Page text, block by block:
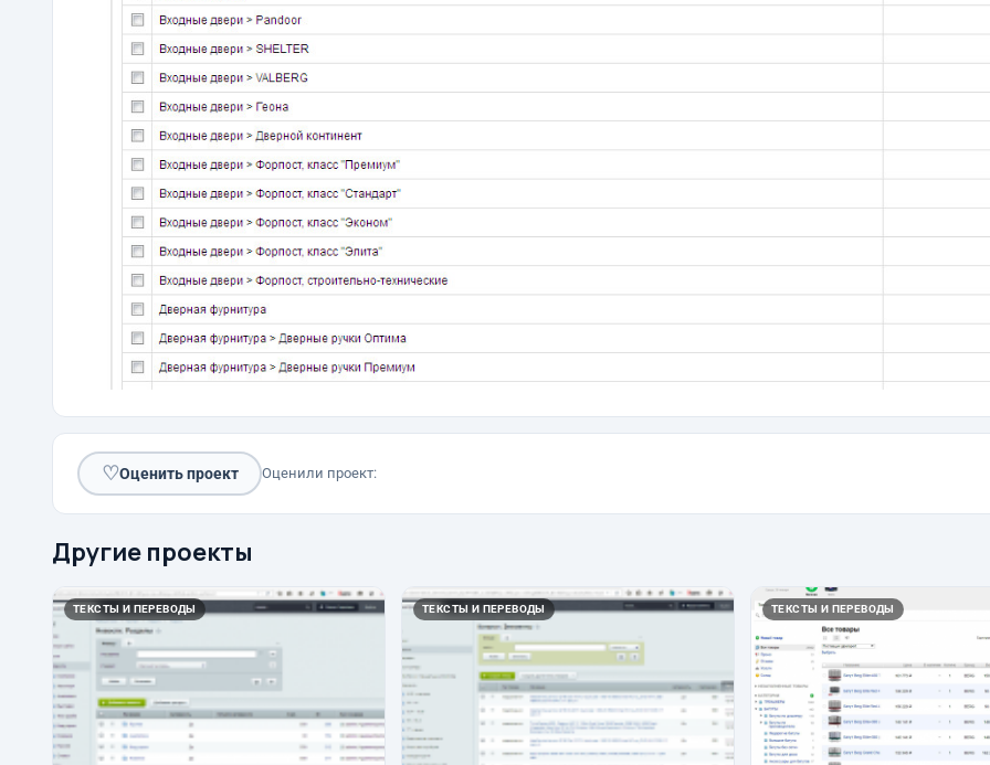
♡Оценить проект Оценили проект:
Другие проекты
ТЕКСТЫ И ПЕРЕВОДЫ ТЕКСТЫ И ПЕРЕВОДЫ ТЕКСТЫ И ПЕРЕВОДЫ